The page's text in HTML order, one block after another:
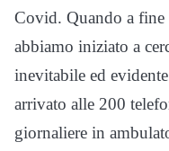
Covid. Quando a fine
abbiamo iniziato a
inevitabile ed
arrivato alle 200
giornaliere in